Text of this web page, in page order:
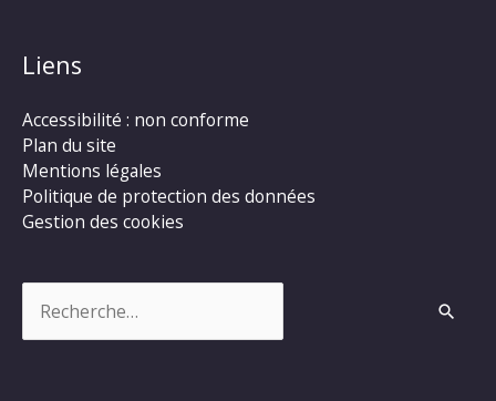
Liens
Accessibilité : non conforme
Plan du site
Mentions légales
Politique de protection des données
Gestion des cookies